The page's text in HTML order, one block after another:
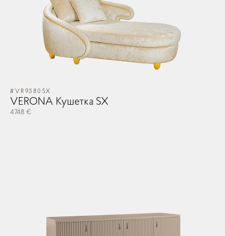
#VR9380SX
VERONA Кушетка SX
4748 €